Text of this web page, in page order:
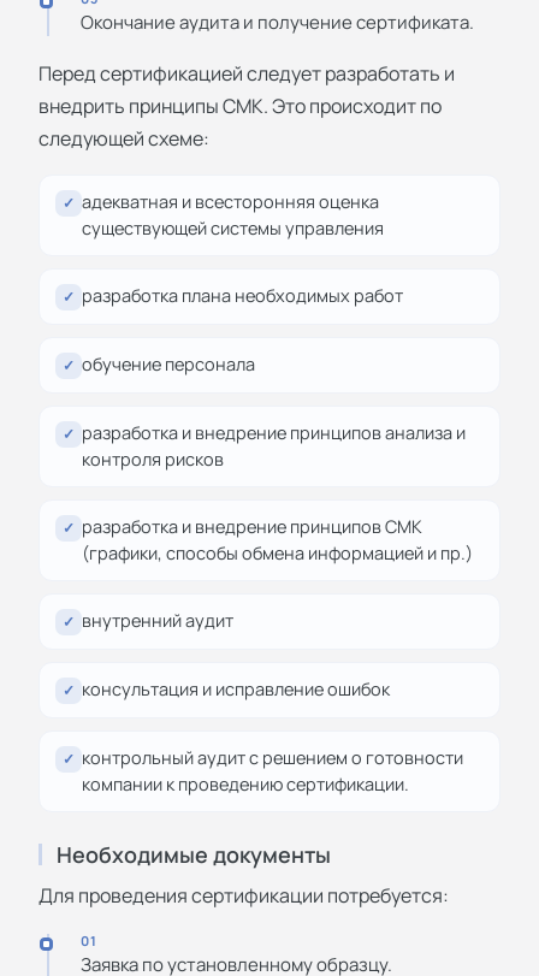
Окончание аудита и получение сертификата.
Перед сертификацией следует разработать и
внедрить принципы СМК. Это происходит по
следующей схеме:
✓ адекватная и всесторонняя оценка
существующей системы управления
✓ разработка плана необходимых работ
✓ обучение персонала
✓ разработка и внедрение принципов анализа и
контроля рисков
✓ разработка и внедрение принципов СМК
(графики, способы обмена информацией и пр.)
✓ внутренний аудит
✓ консультация и исправление ошибок
✓ контрольный аудит с решением о готовности
компании к проведению сертификации.
Необходимые документы
Для проведения сертификации потребуется:
01
Заявка по установленному образцу.